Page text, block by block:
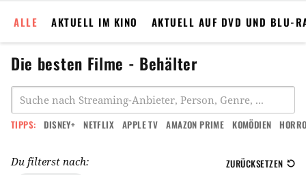
ALLE AKTUELL IM KINO AKTUELL AUF DVD UND BLU-
Die besten Filme - Behälter
TIPPS: DISNEY+ NETFLIX APPLE TV AMAZON PRIME KOMÖDIEN
Du filterst nach: ZURÜCKSETZEN